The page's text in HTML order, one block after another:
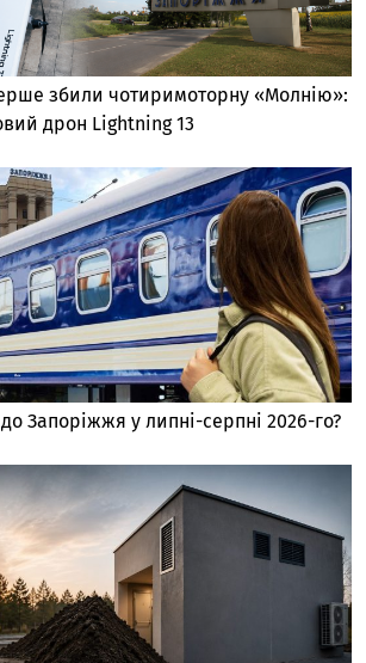
збили чотиримоторну «Молнію»:
дрон Lightning 13
Запоріжжя у липні-серпні 2026-го?